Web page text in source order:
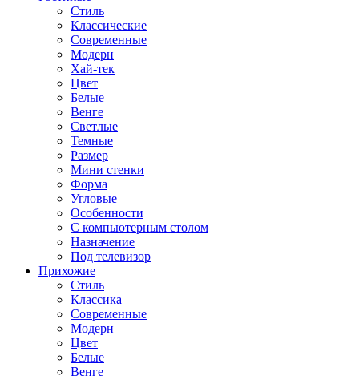
Стиль
Классические
Современные
Модерн
Хай-тек
Цвет
Белые
Венге
Светлые
Темные
Размер
Мини стенки
Форма
Угловые
Особенности
С компьютерным столом
Назначение
Под телевизор
Прихожие
Стиль
Классика
Современные
Модерн
Цвет
Белые
Венге